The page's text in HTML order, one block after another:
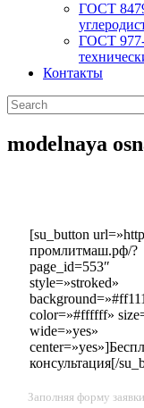
ГОСТ
ГОСТ
Контакты
modelnaya
[su_button
промлитмаш.рф/?
page_id=553″
style=»stroked»
color=»#ffffff»
wide=»yes»
консультация[/
Заполняя форму